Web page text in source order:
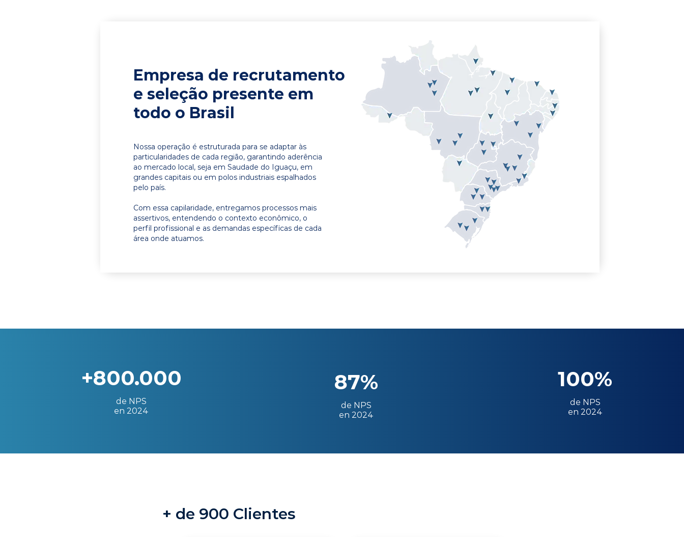
Empresa de recrutamento
e seleção presente em
todo o Brasil
Nossa operação é estruturada para se adaptar às
particularidades de cada região, garantindo aderência
ao mercado local, seja em Saudade do Iguaçu, em
grandes capitais ou em polos industriais espalhados
pelo país.
Com essa capilaridade, entregamos processos mais
assertivos, entendendo o contexto econômico, o
perfil profissional e as demandas específicas de cada
área onde atuamos.
+800.000
de NPS
en 2024
87%
de NPS
en 2024
100%
de NPS
en 2024
+ de 900 Clientes